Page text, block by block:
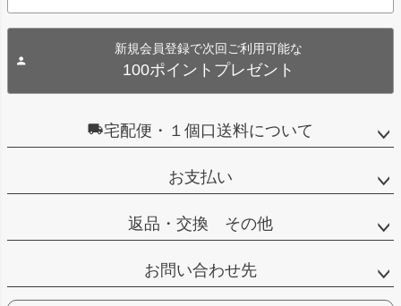
新規会員登録で次回ご利用可能な
100ポイントプレゼント
宅配便・１個口送料について
お支払い
返品・交換 その他
お問い合わせ先